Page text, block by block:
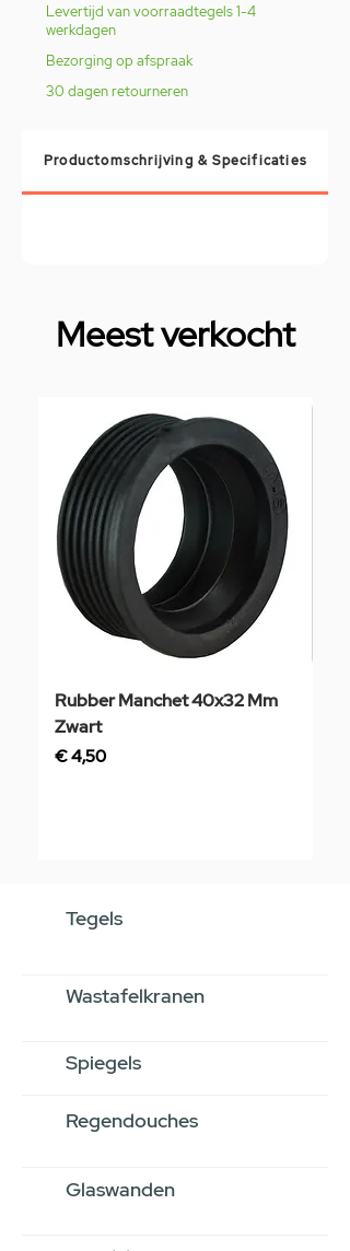
Levertijd van voorraadtegels 1-4
werkdagen
Bezorging op afspraak
30 dagen retourneren
Productomschrijving & Specificaties
Meest verkocht
Rubber Manchet 40x32 Mm
Zwart
Prijs
€ 4,50
Tegels
Wastafelkranen
Spiegels
Regendouches
Glaswanden